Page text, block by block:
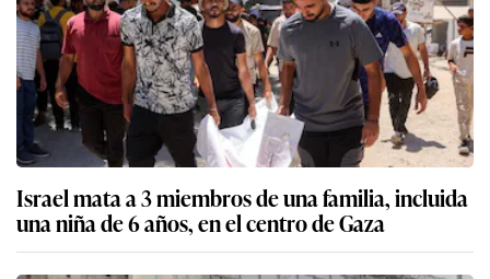
Israel mata a 3 miembros de una familia, incluida
una niña de 6 años, en el centro de Gaza